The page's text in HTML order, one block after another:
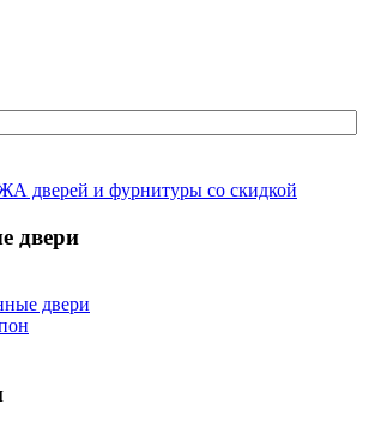
дверей и фурнитуры со скидкой
двери
двери